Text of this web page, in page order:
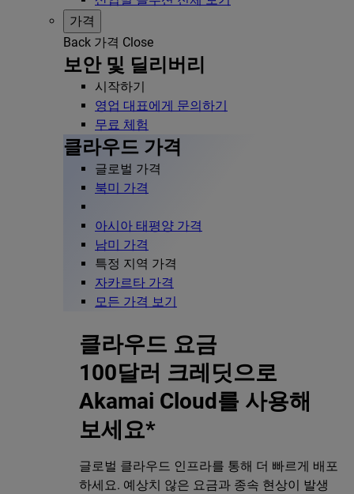
가격
Back 가격 Close
보안 및 딜리버리
시작하기
영업 대표에게 문의하기
무료 체험
클라우드 가격
글로벌 가격
북미 가격
아시아 태평양 가격
남미 가격
특정 지역 가격
자카르타 가격
모든 가격 보기
클라우드 요금
100달러 크레딧으로
Akamai Cloud를 사용해
보세요*
글로벌 클라우드 인프라를 통해 더 빠르게 배포
하세요. 예상치 않은 요금과 종속 현상이 발생